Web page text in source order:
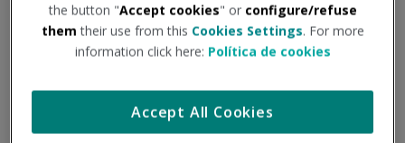
the button "Accept cookies" or configure/refuse
them their use from this Cookies Settings. For more
information click here: Política de cookies
Accept All Cookies